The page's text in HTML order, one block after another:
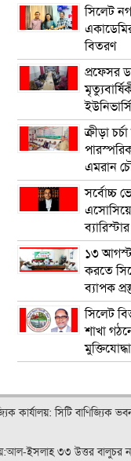
সিলেট
বিতরণ
প্রফেসর
ক্রীড়া
এমরান
সর্বোচ্চ
১৩ আগস্ট
করতে
ব্যাপক
সিলেট
শাখা
কার্যালয়: সিটি বাণিজ‍্যিক
ইসলাহ ৩৩ উত্তর বালুচর